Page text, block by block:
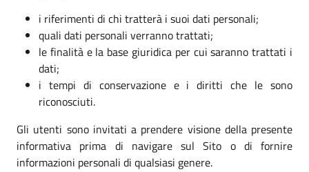
i riferimenti di chi tratterà i suoi dati personali;
quali dati personali verranno trattati;
le finalità e la base giuridica per cui saranno trattati i
dati;
i tempi di conservazione e i diritti che le sono
riconosciuti.
Gli utenti sono invitati a prendere visione della presente
informativa prima di navigare sul Sito o di fornire
informazioni personali di qualsiasi genere.